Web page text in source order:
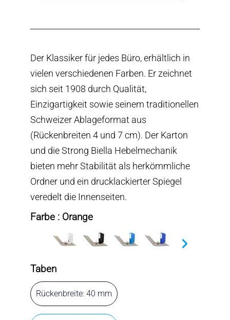
Der Klassiker für jedes Büro, erhältlich in
vielen verschiedenen Farben. Er zeichnet
sich seit 1908 durch Qualität,
Einzigartigkeit sowie seinem traditionellen
Schweizer Ablageformat aus
(Rückenbreiten 4 und 7 cm). Der Karton
und die Strong Biella Hebelmechanik
bieten mehr Stabilität als herkömmliche
Ordner und ein drucklackierter Spiegel
veredelt die Innenseiten.
Farbe : Orange
Taben
Rückenbreite: 40 mm